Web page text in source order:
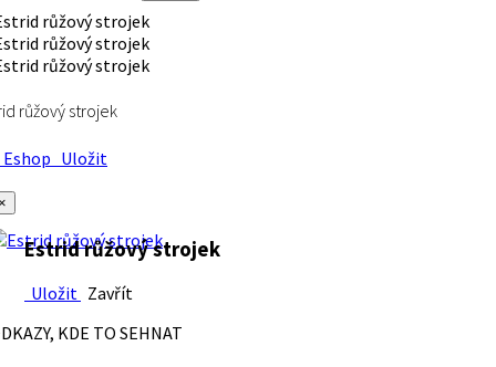
růžový strojek
Uložit
Estrid růžový strojek
Uložit Zavřít
KDE TO SEHNAT